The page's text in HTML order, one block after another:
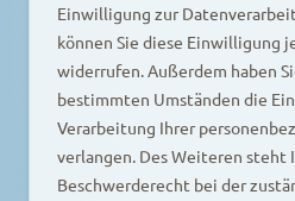
Einwilligung zur
können Sie diese Einwilligung
widerrufen. Außerdem haben
bestimmten Umständen die
Verarbeitung Ihrer
verlangen. Des Weiteren steht
Beschwerderecht bei der